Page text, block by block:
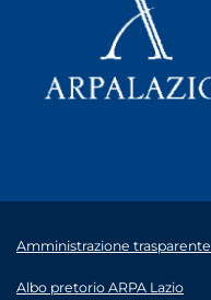
Amministrazione trasparente
Albo pretorio ARPA Lazio